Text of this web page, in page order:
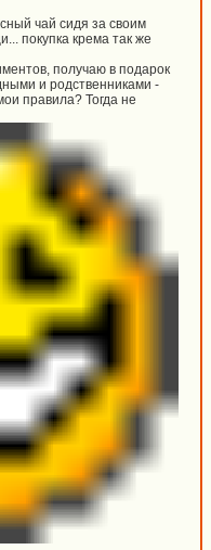
чай сидя за своим
покупка крема так же
получаю в подарок
и родственниками -
правила? Тогда не